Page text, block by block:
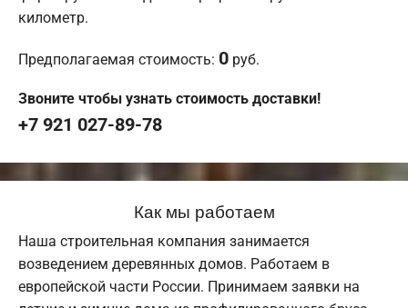
километр.
Предполагаемая стоимость: 0 руб.
Звоните чтобы узнать стоимость доставки!
+7 921 027-89-78
Как мы работаем
Наша строительная компания занимается
возведением деревянных домов. Работаем в
европейской части России. Принимаем заявки на